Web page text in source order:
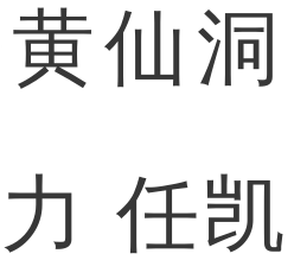
黄仙
力 任